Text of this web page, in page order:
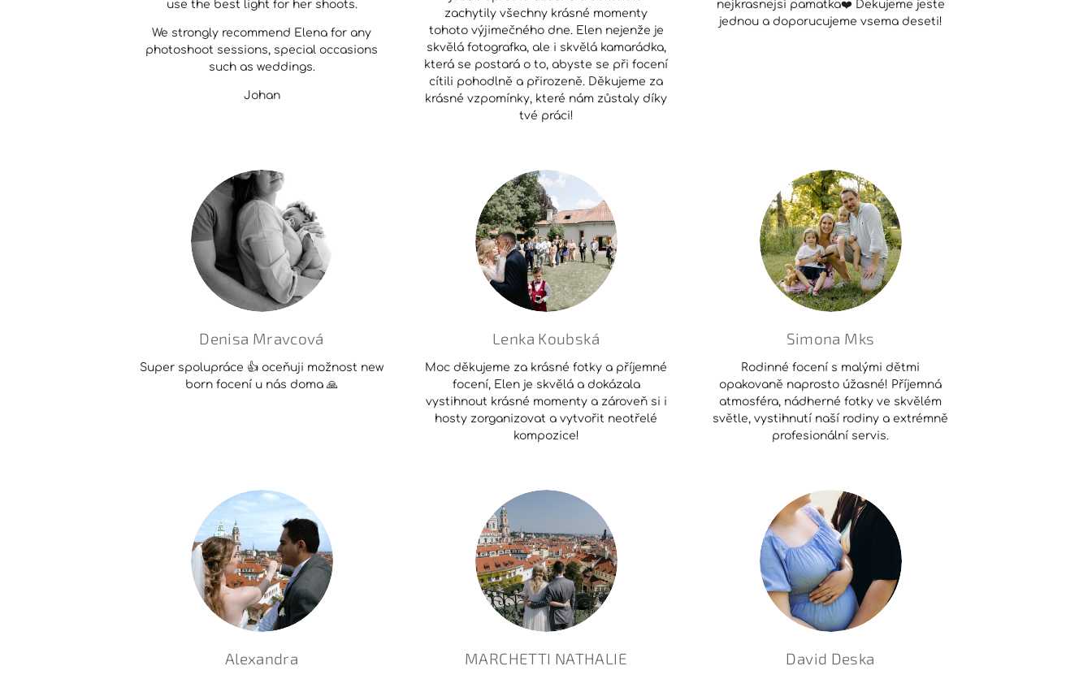
use the best light for her shoots.
We strongly recommend Elena for any
photoshoot sessions, special occasions
such as weddings.
Johan
zachytily všechny krásné momenty
tohoto výjimečného dne. Elen nejenže je
skvělá fotografka, ale i skvělá kamarádka,
která se postará o to, abyste se při focení
cítili pohodlně a přirozeně. Děkujeme za
krásné vzpomínky, které nám zůstaly díky
tvé práci!
nejkrasnejsi pamatka❤️ Dekujeme jeste
jednou a doporucujeme vsema deseti!
Denisa Mravcová
Super spolupráce 👍 oceňuji možnost new
born focení u nás doma 🙏
Lenka Koubská
Moc děkujeme za krásné fotky a příjemné
focení, Elen je skvělá a dokázala
vystihnout krásné momenty a zároveň si i
hosty zorganizovat a vytvořit neotřelé
kompozice!
Simona Mks
Rodinné focení s malými dětmi
opakovaně naprosto úžasné! Příjemná
atmosféra, nádherné fotky ve skvělém
světle, vystihnutí naší rodiny a extrémně
profesionální servis.
Alexandra MARCHETTI NATHALIE David Deska